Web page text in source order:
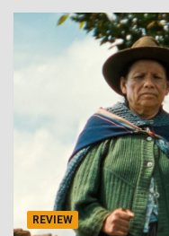
REVIEW